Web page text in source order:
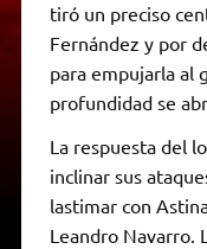
tiró un preciso
Fernández y por
para empujarla al
profundidad se
La respuesta del
inclinar sus
lastimar con
Leandro Navarro.